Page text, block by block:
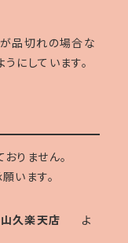
品切れの場合な
にしています。
りません。
います。
久楽天店
よ